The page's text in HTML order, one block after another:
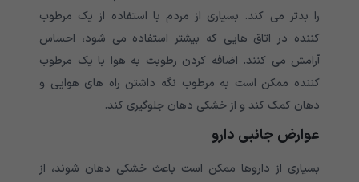
را بدتر می کند. بسیاری از مردم با استفاده از یک مرطوب
کننده در اتاق هایی که بیشتر استفاده می شود، احساس
آرامش می کنند. اضافه کردن رطوبت به هوا با یک مرطوب
کننده ممکن است به مرطوب نگه داشتن راه های هوایی و
دهان کمک کند و از خشکی دهان جلوگیری کند.
عوارض جانبی دارو
بسیاری از داروها ممکن است باعث خشکی دهان شوند، از